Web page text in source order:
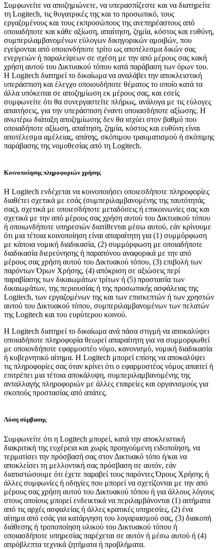
Συμφωνείτε να αποζημιώνετε, να υπερασπίζεστε και να διατηρείτε
τη Logitech, τις θυγατρικές της και το προσωπικό, τους
εργαζομένους και τους εκπροσώπους της ανεπηρέαστους από
οποιαδήποτε και κάθε αξίωση, απαίτηση, ζημία, κόστος και ευθύνη,
συμπεριλαμβανομένων εύλογων δικηγορικών αμοιβών, που
εγείρονται από οποιονδήποτε τρίτο ως αποτέλεσμα δικών σας
ενεργειών ή παραλείψεων σε σχέση με την από μέρους σας κακή
χρήση αυτού του Δικτυακού τόπου κατά παράβαση των όρων του.
Η Logitech διατηρεί το δικαίωμα να αναλάβει την αποκλειστική
υπεράσπιση και έλεγχο οποιουδήποτε θέματος το οποίο κατά τα
άλλα υπόκειται σε αποζημίωση εκ μέρους σας, και εσείς
συμφωνείτε ότι θα συνεργαστείτε πλήρως, ανάλογα με τις εύλογες
απαιτήσεις, για την υπεράσπιση έναντι οποιασδήποτε αξίωσης. Η
ανωτέρω διάταξη αποζημίωσης δεν θα ισχύει στον βαθμό που
οποιαδήποτε αξίωση, απαίτηση, ζημία, κόστος και ευθύνη είναι
αποτέλεσμα αμέλειας, απάτης, σκόπιμου τραυματισμού ή σκόπιμης
παράβασης της νομοθεσίας από τη Logitech.
Κοινοποίησης πληροφοριών χρήσης
Η Logitech ενδέχεται να κοινοποιήσει οποιεσδήποτε πληροφορίες
διαθέτει σχετικά με εσάς (συμπεριλαμβανομένης της ταυτότητάς
σας), σχετικά με οποιεσδήποτε μεταδόσεις ή επικοινωνίες σας και
σχετικά με την από μέρους σας χρήση αυτού του Δικτυακού τόπου
ή οποιωνδήποτε υπηρεσιών διατίθενται μέσω αυτού, εάν κρίνουμε
ότι μια τέτοια κοινοποίηση είναι απαραίτητη για (1) συμμόρφωση
με κάποια νομική διαδικασία, (2) συμμόρφωση με οποιαδήποτε
διαδικασία διερεύνησης ή παραπόνου αναφορικά με την από
μέρους σας χρήση αυτού του Δικτυακού τόπου, (3) επιβολή των
παρόντων Όρων Χρήσης, (4) απόκριση σε αξιώσεις περί
παραβίασης των δικαιωμάτων τρίτων ή (5) προστασία των
δικαιωμάτων, της περιουσίας ή της προσωπικής ασφάλειας της
Logitech, των εργαζομένων της και των επισκεπτών ή των χρηστών
αυτού του Δικτυακού τόπου, συμπεριλαμβανομένων των πελατών
της Logitech και του ευρύτερου κοινού.
Η Logitech διατηρεί το δικαίωμα ανά πάσα στιγμή να αποκαλύψει
οποιαδήποτε πληροφορία θεωρεί απαραίτητη για να συμμορφωθεί
με οποιονδήποτε εφαρμοστέο νόμο, κανονισμό, νομική διαδικασία
ή κυβερνητικό αίτημα. Η Logitech μπορεί επίσης να αποκαλύψει
τις πληροφορίες σας όταν κρίνει ότι ο εφαρμοστέος νόμος απαιτεί ή
επιτρέπει μια τέτοια αποκάλυψη, συμπεριλαμβανομένης της
ανταλλαγής πληροφοριών με άλλες εταιρείες και οργανισμούς για
σκοπούς προστασίας από απάτες.
Λύση σύμβασης
Συμφωνείτε ότι η Logitech μπορεί, κατά την αποκλειστική
διακριτική της ευχέρεια και χωρίς προηγούμενη ειδοποίηση, να
τερματίσει την πρόσβασή σας στον Δικτυακό τόπο ή/και να
αποκλείσει τη μελλοντική σας πρόσβαση σε αυτόν, εάν
διαπιστώσουμε ότι έχετε παραβεί τους παρόντες Όρους Χρήσης ή
άλλες συμφωνίες ή οδηγίες που μπορεί να σχετίζονται με την από
μέρους σας χρήση αυτού του Δικτυακού τόπου ή για άλλους λόγους
στους οποίους μπορεί ενδεικτικά να περιλαμβάνονται (1) αιτήματα
από τις αρχές ασφαλείας ή άλλες κρατικές υπηρεσίες, (2) ένα
αίτημα από εσάς για κατάργηση του λογαριασμού σας, (3) διακοπή
διάθεσης ή τροποποίηση υλικού του Δικτυακού τόπου ή
οποιασδήποτε υπηρεσίας παρέχεται σε αυτόν ή μέσω αυτού ή (4)
απρόβλεπτα τεχνικά ζητήματα ή προβλήματα.